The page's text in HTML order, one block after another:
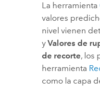
La herramienta
valores
nivel vienen
yValores de
de recorte, los
herramienta
como la capa